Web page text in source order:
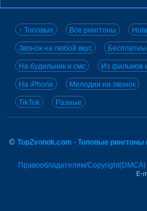
↑ Топовые Все рингтоны
Звонок на любой вкус
На будильник и смс Из фильмов
На iPhone Мелодии на звонок
TikTok Разные
© TopZvonok.com - Топовые
Правообладателям/Copyright(DMCA)
E-